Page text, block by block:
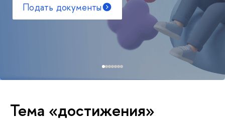
Подать документы
Тема «достижения»